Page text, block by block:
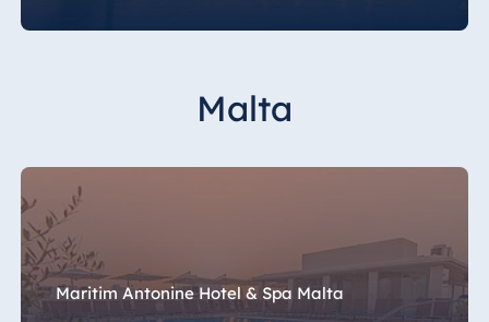
Malta
Maritim Antonine Hotel & Spa Malta